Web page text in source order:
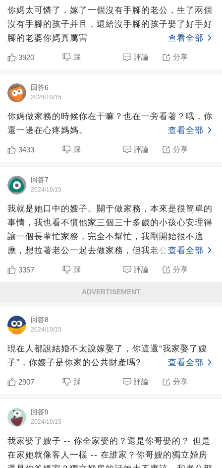
你媽太可憐了，嫁了一個沒有手腳的老公，生了兩個
沒有手腳的孩子并且，還給沒手腳的孩子娶了好手好
腳的老婆你媽真厲害
查看全部
3920 踩 評論 分享
回答6
2024/10/15
你媽做家務的時候你在干嘛？也在一旁看著？哦，你
還一邊在心疼媽媽。
查看全部
3433 踩 評論 分享
回答7
2024/10/15
我就是她口中的嫂子。關于做家務，本來是很簡單的
事情，我也看不慣他家三個三十多歲的小孩心安理得
讓一個長輩忙家務，完全不幫忙，我剛開始很不適
應，想拉著老公一起去做家務，但我老公不去做，那
我憑什麼一個人去做
查看全部
3357 踩 評論 分享
ADVERTISEMENT
回答8
2024/10/15
現在人都說結婚不太說嫁娶了，你這還“我家娶了嫂
子”，你嫂子是你家的公共財產嗎?
查看全部
2907 踩 評論 分享
回答9
2024/10/15
我家娶了嫂子 -- 你全家娶的？還是你哥娶的？ 但是
在家她就像客人一樣 -- 在誰家？你哥嫂的獨立婚房